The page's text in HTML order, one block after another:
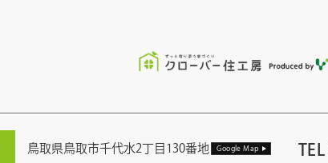
鳥取県鳥取市千代水2丁目130番地 Google Map TEL